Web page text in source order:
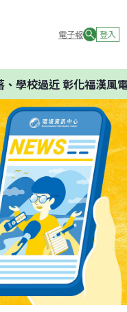
電子報 登入
學校過近 彰化福漢風電